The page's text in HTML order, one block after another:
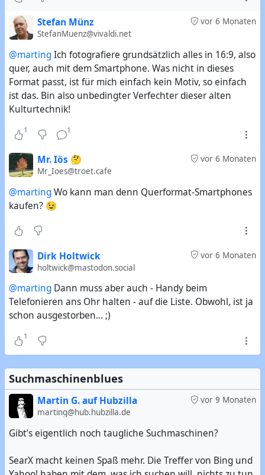
vor 6 Monaten
Stefan Münz
StefanMuenz@vivaldi.net
@martingIch fotografiere grundsätzlich alles in 16:9, also
quer, auch mit dem Smartphone. Was nicht in dieses
Format passt, ist für mich einfach kein Motiv, so einfach
ist das. Bin also unbedingter Verfechter dieser alten
Kulturtechnik!
1 1
vor 6 Monaten
Mr. Iös 🤔
Mr_Ioes@troet.cafe
@martingWo kann man denn Querformat-Smartphones
kaufen? 😉
vor 6 Monaten
Dirk Holtwick
holtwick@mastodon.social
@marting Dann muss aber auch - Handy beim
Telefonieren ans Ohr halten - auf die Liste. Obwohl, ist ja
schon ausgestorben... ;)
1
Suchmaschinenblues
vor 9 Monaten
Martin G. auf Hubzilla
marting@hub.hubzilla.de
Gibt’s eigentlich noch taugliche Suchmaschinen?
SearX macht keinen Spaß mehr. Die Treffer von Bing und